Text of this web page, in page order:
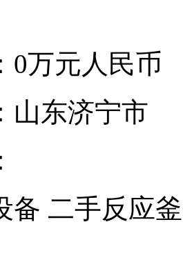
0万元人民币
山东济宁市
备 二手反应